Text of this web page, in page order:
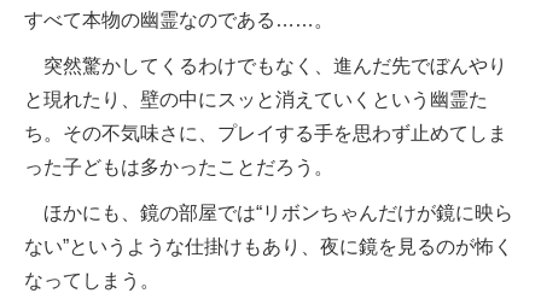
すべて本物の幽霊なのである……。
突然驚かしてくるわけでもなく、進んだ先でぼんやり
と現れたり、壁の中にスッと消えていくという幽霊た
ち。その不気味さに、プレイする手を思わず止めてしま
った子どもは多かったことだろう。
ほかにも、鏡の部屋では“リボンちゃんだけが鏡に映ら
ない”というような仕掛けもあり、夜に鏡を見るのが怖く
なってしまう。